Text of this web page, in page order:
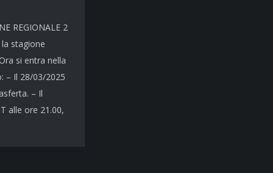
REGIONALE 2
stagione
si entra nella
– Il 28/03/2025
– Il
alle ore 21.00,